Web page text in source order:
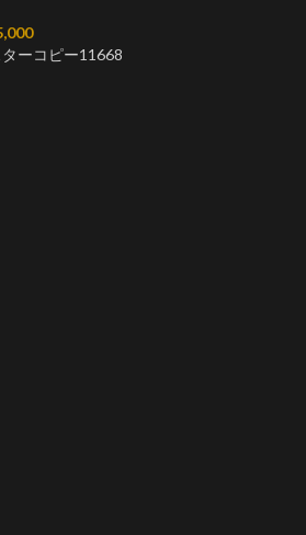
ーコピー11668